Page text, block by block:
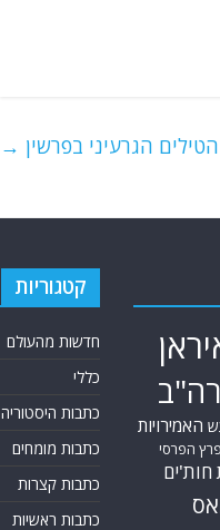
הגרעיני בפרשין →
האמירויות
הפרסי
חות'ים
קטגוריות
חדשות מהעולם
כללי
כתבות היסטוריה
כתבות מומחים
כתבות קצרות
כתבות ראשיות